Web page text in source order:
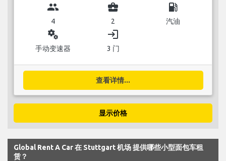
group
4
business_center
2
local_gas_station
汽油
miscellaneous_services
手动变速器
login
3 门
查看详情...
显示价格
Global Rent A Car 在 Stuttgart 机场 提供哪些小型面包车租
赁？